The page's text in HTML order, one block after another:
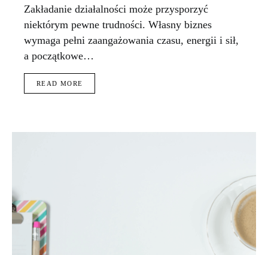
Zakładanie działalności może przysporzyć
niektórym pewne trudności. Własny biznes
wymaga pełni zaangażowania czasu, energii i sił,
a początkowe…
READ MORE